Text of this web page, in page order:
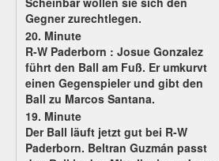
Gegner zurechtlegen.
20. Minute
R-W Paderborn : Josue Gonzalez
führt den Ball am Fuß. Er umkurvt
einen Gegenspieler und gibt den
Ball zu Marcos Santana.
19. Minute
Der Ball läuft jetzt gut bei R-W
Paderborn. Beltran Guzmán passt